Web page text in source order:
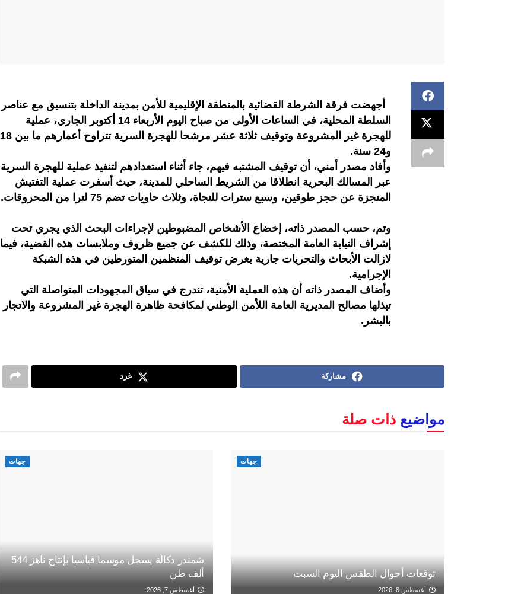
أجهضت فرقة الشرطة القضائية بالمنطقة الإقليمية للأمن بمدينة الداخلة بتنسيق مع عناصر
السلطة المحلية، في الساعات الأولى من صباح اليوم الأربعاء 14 أكتوبر الجاري، عملية
للهجرة غير المشروعة وتوقيف ثلاثة عشر مرشحا للهجرة السرية تتراوح أعمارهم ما بين 18
و24 سنة.
وأفاد مصدر أمني، أن توقيف المشتبه فيهم، جاء أثناء استعدادهم لتنفيذ عملية للهجرة السرية
عبر المسالك البحرية انطلاقا من الشريط الساحلي للمدينة، حيث أسفرت عملية التفتيش
المنجزة عن حجز طوقين، وسبع سترات للنجاة، وثلاث حاويات تضم 75 لترا من المحروقات.
وتم، حسب المصدر ذاته، إخضاع الأشخاص المضبوطين لإجراءات البحث الذي يجري تحت
إشراف النيابة العامة المختصة، وذلك للكشف عن جميع ظروف وملابسات هذه القضية، فيما
لازالت الأبحاث والتحريات جارية بغرض توقيف المنظمين المتورطين في هذه الشبكة
الإجرامية.
وأضاف المصدر ذاته أن هذه العملية الأمنية، تندرج في سياق المجهودات المتواصلة التي
تبذلها مصالح المديرية العامة اللأمن الوطني لمكافحة ظاهرة الهجرة غير المشروعة والاتجار
بالبشر.
مشاركة غرد
مواضيع ذات صلة
جهات
توقعات أحوال الطقس اليوم السبت
أغسطس 8, 2026
جهات
شمندر دكالة يسجل موسما قياسيا بإنتاج ناهز 544
ألف طن
أغسطس 7, 2026